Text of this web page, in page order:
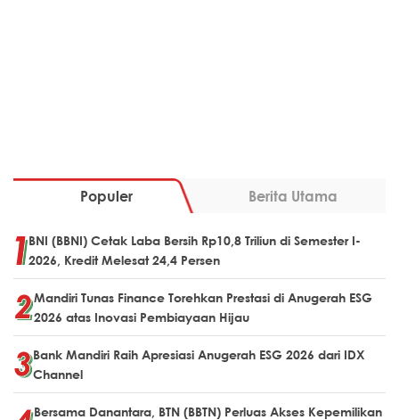
Populer Berita Utama
BNI (BBNI) Cetak Laba Bersih Rp10,8 Triliun di Semester I-
2026, Kredit Melesat 24,4 Persen
Mandiri Tunas Finance Torehkan Prestasi di Anugerah ESG
2026 atas Inovasi Pembiayaan Hijau
Bank Mandiri Raih Apresiasi Anugerah ESG 2026 dari IDX
Channel
Bersama Danantara, BTN (BBTN) Perluas Akses Kepemilikan